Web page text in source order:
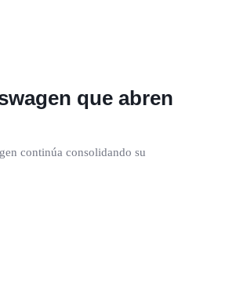
que abren
continúa consolidando su